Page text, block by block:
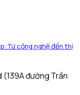
Từ công nghệ đến thị
(139A đường Trần